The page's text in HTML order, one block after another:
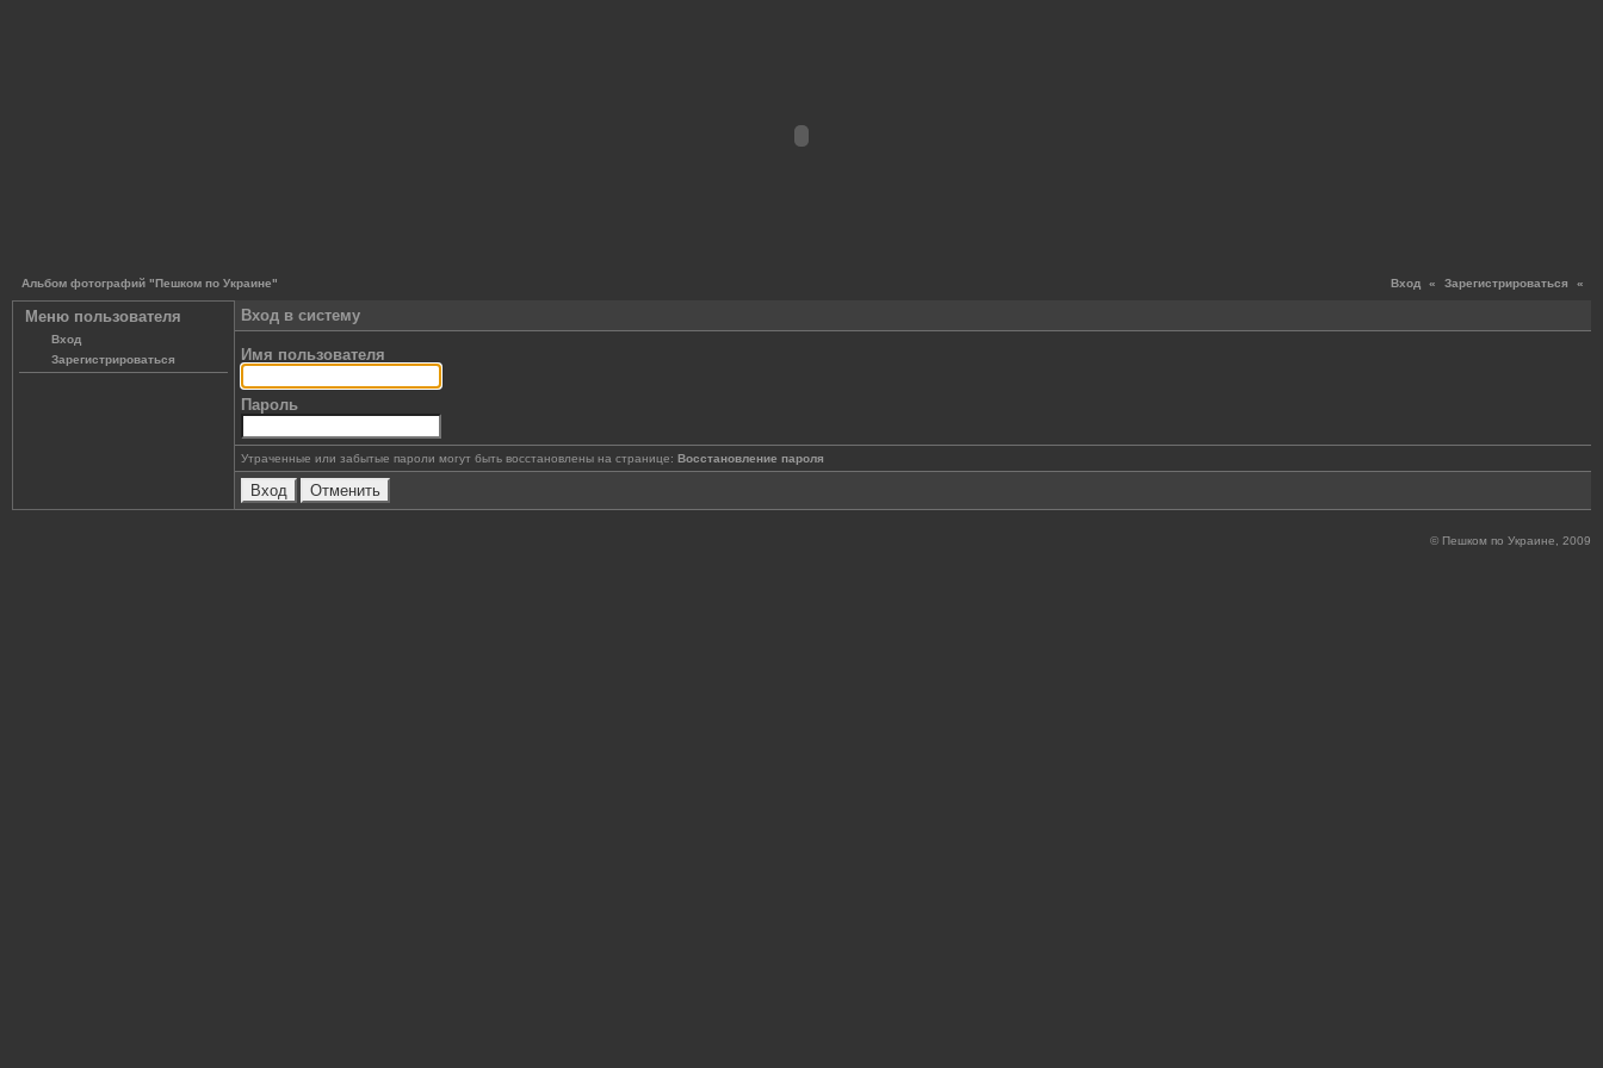
Вход « Зарегистрироваться «
Альбом фотографий "Пешком по Украине"
Меню пользователя
Вход
Зарегистрироваться
Вход в систему
Имя пользователя
Пароль
Утраченные или забытые пароли могут быть восстановлены на странице: Восстановление пароля
© Пешком по Украине, 2009